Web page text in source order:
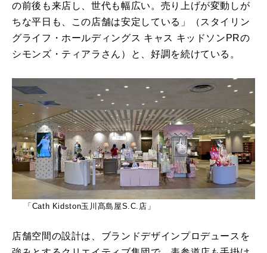
の前後も来店し、世代も幅広い。売り上げが変動しが
ちな平日も、この店舗は安定している」（スタイリン
グライフ・ホールディングス キャス キッドソンPRの
シモンズ・ティアラさん）と、好調を続けている。
「Cath Kidston玉川髙島屋S.C.店」
店舗空間の設計は、ブランドデザインプロデュースを